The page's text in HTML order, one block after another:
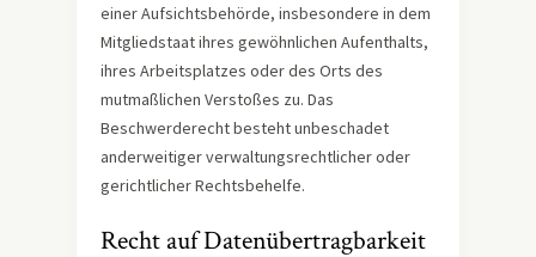
einer Aufsichtsbehörde, insbesondere in dem
Mitgliedstaat ihres gewöhnlichen Aufenthalts,
ihres Arbeitsplatzes oder des Orts des
mutmaßlichen Verstoßes zu. Das
Beschwerderecht besteht unbeschadet
anderweitiger verwaltungsrechtlicher oder
gerichtlicher Rechtsbehelfe.
Recht auf Daten­übertrag­barkeit